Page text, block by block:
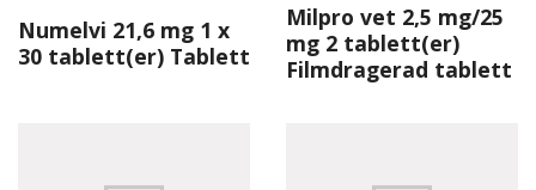
Numelvi 21,6 mg 1 x
30 tablett(er) Tablett
Milpro vet 2,5 mg/25
mg 2 tablett(er)
Filmdragerad tablett